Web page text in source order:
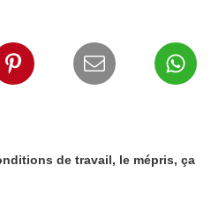
de travail, le mépris, ça